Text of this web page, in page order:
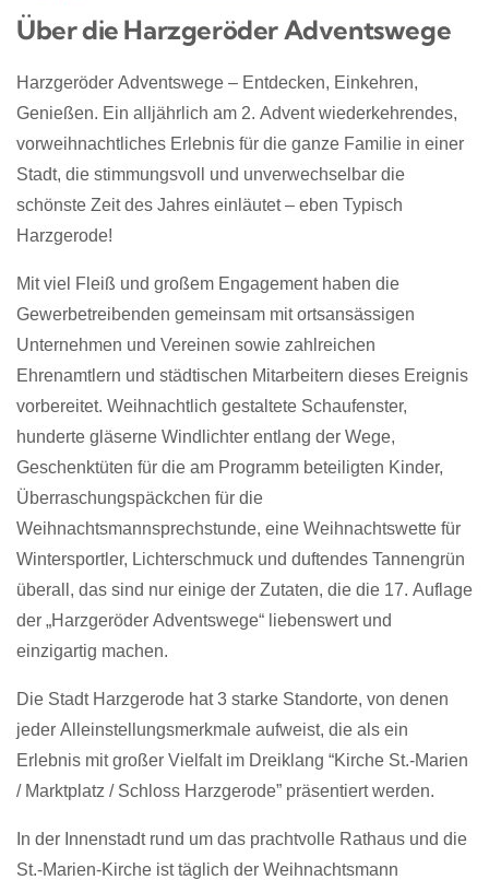
Über die Harzgeröder Adventswege
Harzgeröder Adventswege – Entdecken, Einkehren,
Genießen. Ein alljährlich am 2. Advent wiederkehrendes,
vorweihnachtliches Erlebnis für die ganze Familie in einer
Stadt, die stimmungsvoll und unverwechselbar die
schönste Zeit des Jahres einläutet – eben Typisch
Harzgerode!
Mit viel Fleiß und großem Engagement haben die
Gewerbetreibenden gemeinsam mit ortsansässigen
Unternehmen und Vereinen sowie zahlreichen
Ehrenamtlern und städtischen Mitarbeitern dieses Ereignis
vorbereitet. Weihnachtlich gestaltete Schaufenster,
hunderte gläserne Windlichter entlang der Wege,
Geschenktüten für die am Programm beteiligten Kinder,
Überraschungspäckchen für die
Weihnachtsmannsprechstunde, eine Weihnachtswette für
Wintersportler, Lichterschmuck und duftendes Tannengrün
überall, das sind nur einige der Zutaten, die die 17. Auflage
der „Harzgeröder Adventswege“ liebenswert und
einzigartig machen.
Die Stadt Harzgerode hat 3 starke Standorte, von denen
jeder Alleinstellungsmerkmale aufweist, die als ein
Erlebnis mit großer Vielfalt im Dreiklang “Kirche St.-Marien
/ Marktplatz / Schloss Harzgerode” präsentiert werden.
In der Innenstadt rund um das prachtvolle Rathaus und die
St.-Marien-Kirche ist täglich der Weihnachtsmann